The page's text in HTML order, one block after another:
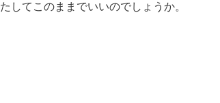
してこのままでいいのでしょうか。